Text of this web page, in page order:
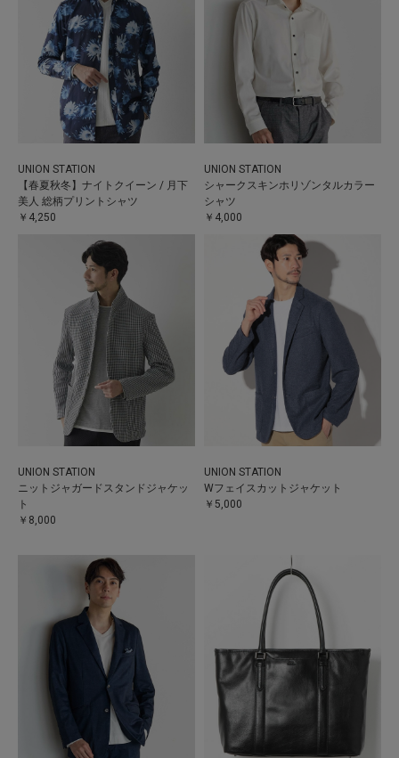
UNION STATION
【春夏秋冬】ナイトクイーン / 月下
美人 総柄プリントシャツ
￥4,250
UNION STATION
シャークスキンホリゾンタルカラー
シャツ
￥4,000
UNION STATION
ニットジャガードスタンドジャケッ
ト
￥8,000
UNION STATION
Wフェイスカットジャケット
￥5,000